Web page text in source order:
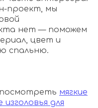
проект, мы
нет — поможем
цвет и
спальню.
посмотреть мягкие
изголовья для